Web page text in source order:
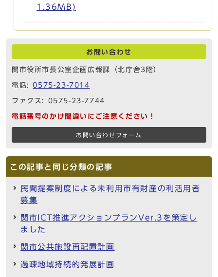
1.36MB)
お問い合わせ
関市役所市長公室企画広報課（北庁舎3階）
電話:0575-23-7014
ファクス: 0575-23-7744
電話番号のかけ間違いにご注意ください！
お問い合わせフォーム
この記事と同じ分類の記事
民間提案制度による未利用市有財産の利活用者
募集
関市ICT推進アクションプランVer.3を策定し
ました
関市公共施設再配置計画
過疎地域持続的発展計画